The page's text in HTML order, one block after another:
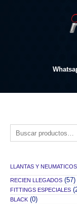
Buscar por:
LLANTAS Y NEUMATICOS
RECIEN LLEGADOS (57)
FITTINGS ESPECIALES
BLACK (0)